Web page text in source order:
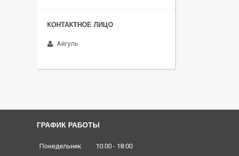
Айгуль
ГРАФИК РАБОТЫ
Понедельник 10:00 18:00